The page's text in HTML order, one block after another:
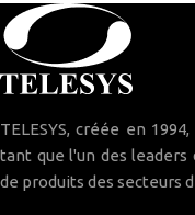
TELESYS, créée en
tant que l'un des
de produits des secteurs